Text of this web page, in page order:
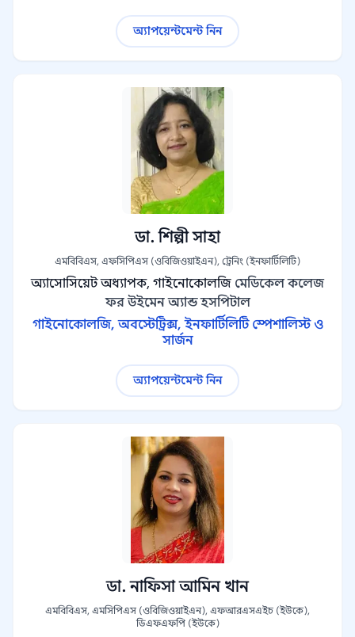
অ্যাপয়েন্টমেন্ট নিন
ডা. শিল্পী সাহা
এমবিবিএস, এফসিপিএস (ওবিজিওয়াইএন), ট্রেনিং (ইনফার্টিলিটি)
অ্যাসোসিয়েট অধ্যাপক, গাইনোকোলজি মেডিকেল কলেজ
ফর উইমেন অ্যান্ড হসপিটাল
গাইনোকোলজি, অবস্টেট্রিক্স, ইনফার্টিলিটি স্পেশালিস্ট ও
সার্জন
অ্যাপয়েন্টমেন্ট নিন
ডা. নাফিসা আমিন খান
এমবিবিএস, এমসিপিএস (ওবিজিওয়াইএন), এফআরএসএইচ (ইউকে),
ডিএফএফপি (ইউকে)